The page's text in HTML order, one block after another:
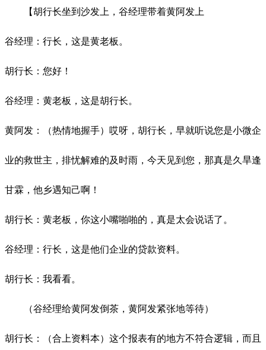
【胡行长坐到沙发上，谷经理带着黄阿发上
谷经理：行长，这是黄老板。
胡行长：您好！
谷经理：黄老板，这是胡行长。
黄阿发：（热情地握手）哎呀，胡行长，早就听说您是小微企
业的救世主，排忧解难的及时雨，今天见到您，那真是久旱逢
甘霖，他乡遇知己啊！
胡行长：黄老板，你这小嘴啪啪的，真是太会说话了。
谷经理：行长，这是他们企业的贷款资料。
胡行长：我看看。
（谷经理给黄阿发倒茶，黄阿发紧张地等待）
胡行长：（合上资料本）这个报表有的地方不符合逻辑，而且